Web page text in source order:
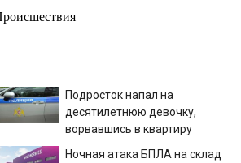
Подросток напал на
десятилетнюю девочку,
ворвавшись в квартиру
Ночная атака БПЛА на склад